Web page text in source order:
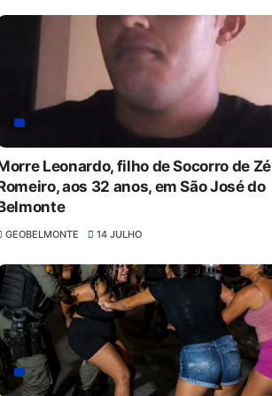
Leonardo, filho de Socorro de Zé
aos 32 anos, em São José do
GEOBELMONTE 14 JULHO